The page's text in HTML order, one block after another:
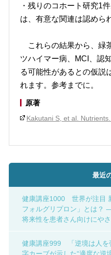
・残りのコホート研究1
は、有意な関連は認めら
これらの結果から、緑
ツハイマー病、MCI、認
る可能性があるとの仮説
れます。参考までに。
原著
Kakutani S, et al.
最近
健康講座1000 世界が注目
フォルグリプロン」とは？
将来性を患者さん向けにや
健康講座999 「逆境は人を
字カーブが示した“適度な逆